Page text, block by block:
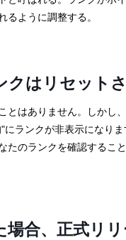
るように調整する。
クはリセット
とはありません。しかし
ランクが非表示になり
のランクを確認すること
合、正式リリ